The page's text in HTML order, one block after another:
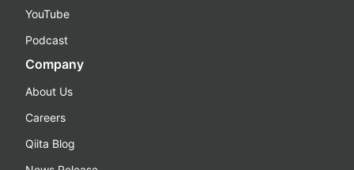
YouTube
Podcast
Company
About Us
Careers
Qiita Blog